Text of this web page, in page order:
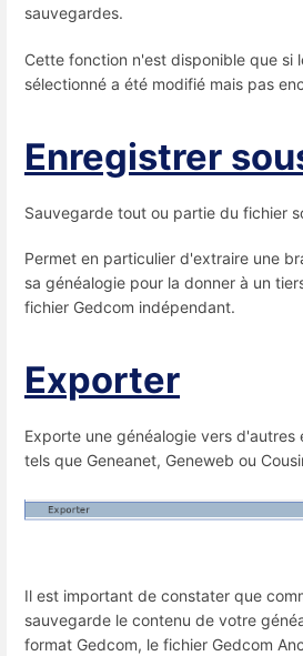
sauvegardes.
Cette fonction n'est disponible que si
sélectionné a été modifié mais pas
Enregistrer
Sauvegarde tout ou partie du fichier
Permet en particulier d'extraire une
sa généalogie pour la donner à un
fichier Gedcom indépendant.
Exporter
Exporte une généalogie vers d'autres
tels que Geneanet, Geneweb ou
Il est important de constater que
sauvegarde le contenu de votre
format Gedcom, le fichier Gedcom